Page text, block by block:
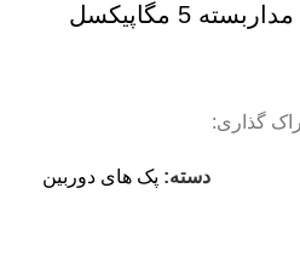
پکیج 4 کانال دوربین مداربسته 5 مگاپیکسل
گذاری:
دسته: پک های دوربین